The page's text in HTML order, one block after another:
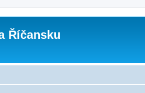
Říčansku